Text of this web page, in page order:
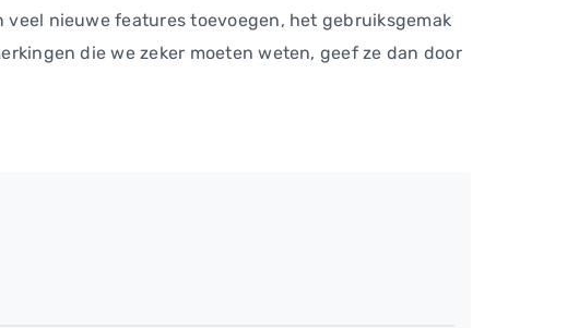
nieuwe features toevoegen, het gebruiksgemak
die we zeker moeten weten, geef ze dan door